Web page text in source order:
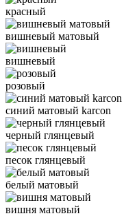
красный
вишневый матовый
вишневый
розовый
синий матовый karcon
черный глянцевый
песок глянцевый
белый матовый
вишня матовый